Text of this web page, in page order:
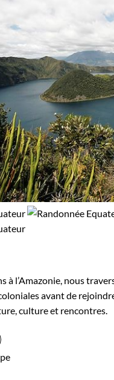
Les 14/16 ans
et îles Haute Montagne
NatureVolcans
à l’Amazonie, nous
avant de
culture et rencontres.